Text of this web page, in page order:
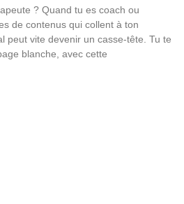
? Quand tu es coach ou
de contenus qui collent à ton
peut vite devenir un casse-tête. Tu te
blanche, avec cette